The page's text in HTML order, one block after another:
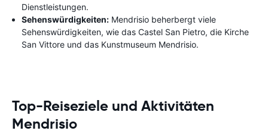
Dienstleistungen.
Sehenswürdigkeiten: Mendrisio beherbergt viele
Sehenswürdigkeiten, wie das Castel San Pietro, die Kirche
San Vittore und das Kunstmuseum Mendrisio.
Top-Reiseziele und Aktivitäten
Mendrisio